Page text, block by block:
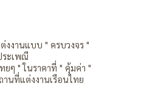
งงานแบบ " ครบวงจร "
ระเพณี
ๆ " ในราคาที่ " คุ้มค่า "
านที่แต่งงานเรือนไทย